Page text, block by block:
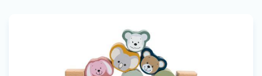
Sur le VIB®